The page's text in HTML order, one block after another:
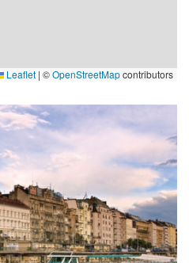
Leaflet | ©OpenStreetMapcontributors
Fitness